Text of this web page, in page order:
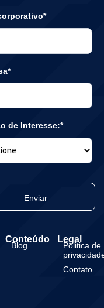
de Interesse:*
Enviar
Conteúdo
Blog
Legal
Politica de
Contato